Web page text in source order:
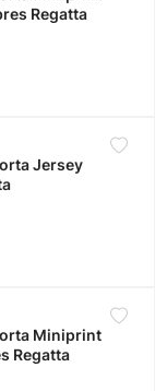
Regatta
Jersey
Miniprint
Regatta